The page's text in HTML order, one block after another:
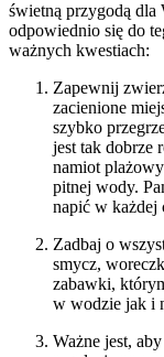
świetną przygodą dla
odpowiednio się do
ważnych kwestiach:
Zapewnij
zacienione
szybko
jest tak dobrze
namiot
pitnej wody.
napić w każdej
Zadbaj o
smycz,
zabawki,
w wodzie jak i
Ważne jest,